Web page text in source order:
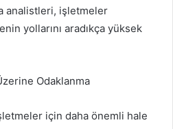
analistleri, işletmeler
yollarını aradıkça yüksek
Odaklanma
için daha önemli hale